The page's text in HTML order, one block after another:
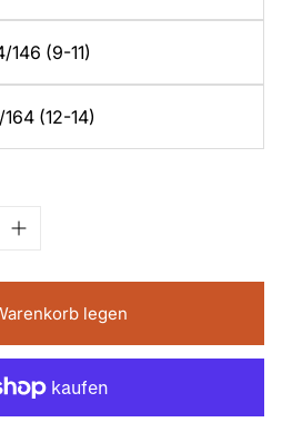
146 (9-11)
164 (12-14)
legen